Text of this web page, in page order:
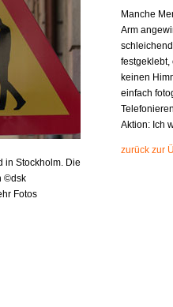
in Stockholm. Die
©dsk
Fotos
Manche
Arm
festgeklebt,
keinen
einfach
Aktion: Ich
zurück zur